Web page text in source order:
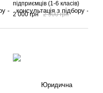
підприємців (1-6 класів)
2 000 грн
2 900 грн